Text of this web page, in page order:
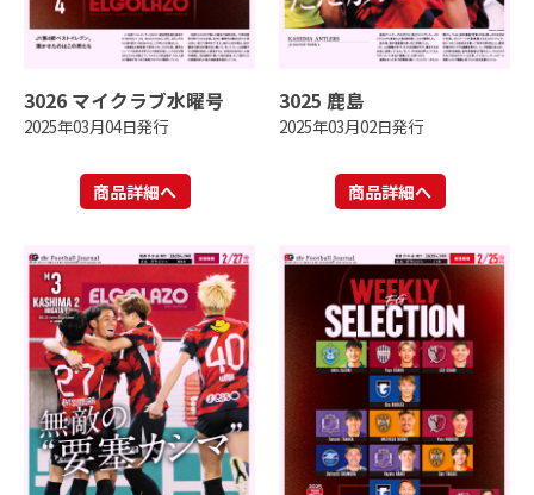
3026 マイクラブ水曜号
2025年03月04日発行
商品詳細へ
3025 鹿島
2025年03月02日発行
商品詳細へ